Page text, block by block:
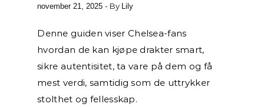
november 21, 2025 - By Lily
Denne guiden viser Chelsea-fans
hvordan de kan kjøpe drakter smart,
sikre autentisitet, ta vare på dem og få
mest verdi, samtidig som de uttrykker
stolthet og fellesskap.